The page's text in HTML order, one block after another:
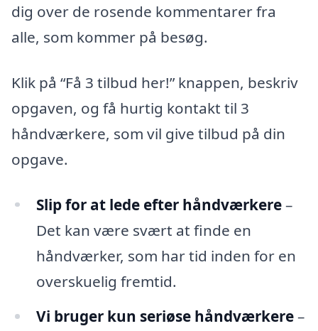
dig over de rosende kommentarer fra
alle, som kommer på besøg.
Klik på “Få 3 tilbud her!” knappen, beskriv
opgaven, og få hurtig kontakt til 3
håndværkere, som vil give tilbud på din
opgave.
Slip for at lede efter håndværkere–
Det kan være svært at finde en
håndværker, som har tid inden for en
overskuelig fremtid.
Vi bruger kun seriøse håndværkere–